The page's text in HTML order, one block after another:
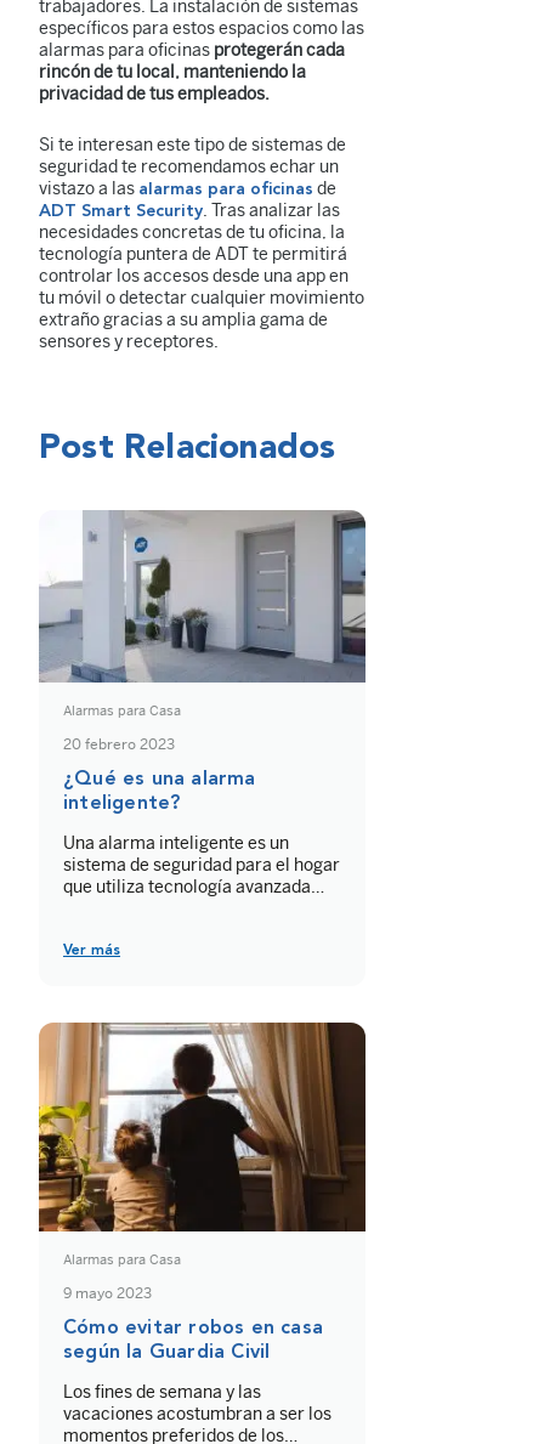
trabajadores. La instalación de sistemas
específicos para estos espacios como las
alarmas para oficinas protegerán cada
rincón de tu local, manteniendo la
privacidad de tus empleados.
Si te interesan este tipo de sistemas de
seguridad te recomendamos echar un
vistazo a las alarmas para oficinas de
ADT Smart Security. Tras analizar las
necesidades concretas de tu oficina, la
tecnología puntera de ADT te permitirá
controlar los accesos desde una app en
tu móvil o detectar cualquier movimiento
extraño gracias a su amplia gama de
sensores y receptores.
Post Relacionados
Alarmas para Casa
20 febrero 2023
¿Qué es una alarma
inteligente?
Una alarma inteligente es un
sistema de seguridad para el hogar
que utiliza tecnología avanzada
Estos sistemas suelen estar
través de una aplicación móvil.
Además suelen ofrecer conexión a
una central receptora de alarmas
[…]
Ver más
Alarmas para Casa
9 mayo 2023
Cómo evitar robos en casa
según la Guardia Civil
Los fines de semana y las
vacaciones acostumbran a ser los
momentos preferidos de los